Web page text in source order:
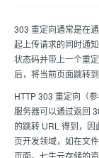
303 重定向通常是在
起上传请求的同时通
状态码并带上一个重
后，将当前页面跳转到
HTTP 303 重定向（
服务器可以通过返回
的跳转 URL 得到，
页开发领域，如在文
页面。 七牛云存储的